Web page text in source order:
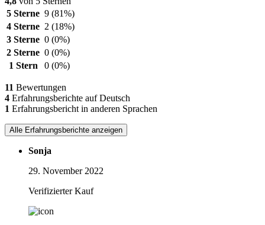
5 Sterne 9 (81%)
4 Sterne 2 (18%)
3 Sterne 0 (0%)
2 Sterne 0 (0%)
1 Stern
0 (0%)
11 Bewertungen
4 Erfahrungsberichte auf Deutsch
1 Erfahrungsbericht in anderen Sprachen
Alle Erfahrungsberichte anzeigen
Sonja
29. November 2022
Verifizierter Kauf